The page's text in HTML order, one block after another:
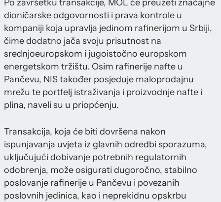
Po završetku transakcije, MOL će preuzeti značajne
dioničarske odgovornosti i prava kontrole u
kompaniji koja upravlja jedinom rafinerijom u Srbiji,
čime dodatno jača svoju prisutnost na
srednjoeuropskom i jugoistočno europskom
energetskom tržištu. Osim rafinerije nafte u
Pančevu, NIS također posjeduje maloprodajnu
mrežu te portfelj istraživanja i proizvodnje nafte i
plina, naveli su u priopćenju.
Transakcija, koja će biti dovršena nakon
ispunjavanja uvjeta iz glavnih odredbi sporazuma,
uključujući dobivanje potrebnih regulatornih
odobrenja, može osigurati dugoročno, stabilno
poslovanje rafinerije u Pančevu i povezanih
poslovnih jedinica, kao i neprekidnu opskrbu